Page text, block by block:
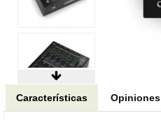
Características Opiniones